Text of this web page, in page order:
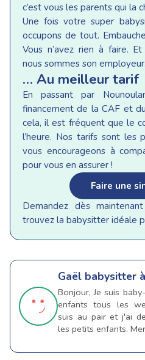
c’est vous les parents qui la
Une fois votre super
occupons de tout.
Vous n’avez rien à faire.
nous sommes son employeur.
… Au meilleur tarif
En passant par
financement de la CAF et
cela, il est fréquent que le
l’heure. Nos tarifs sont les
vous encourageons à
pour vous en assurer !
Faire une
Demandez dès
trouvez la babysitter idéale
Gaël babysitter
Bonjour, Je suis
enfants tous les
suis au pair et j'ai
les petits enfants.